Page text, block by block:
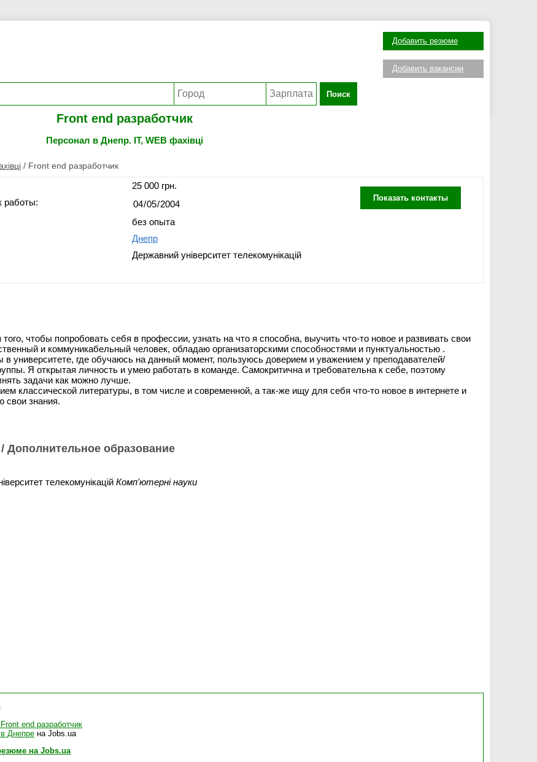
Поиск
Добавить резюме
Добавить вакансии
Front end разработчик
Персонал в Днепр. IT, WEB фахівці
/ Front end разработчик
работы:
25 000 грн.
без опыта
Днепр
Державний університет телекомунікацій
Показать контакты
чтобы попробовать себя в профессии, узнать на что я способна, выучить что-то новое и развивать свои
и коммуникабельный человек, обладаю организаторскими способностями и пунктуальностью .
в университете, где обучаюсь на данный момент, пользуюсь доверием и уважением у преподавателей/
Я открытая личность и умею работать в команде. Самокритична и требовательна к себе, поэтому
задачи как можно лучше.
классической литературы, в том числе и современной, а так-же ищу для себя что-то новое в интернете и
свои знания.
Дополнительное образование
телекомунікацій Комп'ютерні науки
end разработчик
Днепре на Jobs.ua
на Jobs.ua